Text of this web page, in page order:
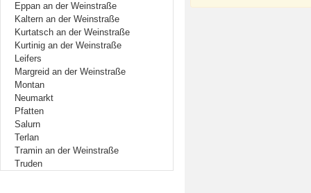
Eppan an der Weinstraße
Kaltern an der Weinstraße
Kurtatsch an der Weinstraße
Kurtinig an der Weinstraße
Leifers
Margreid an der Weinstraße
Montan
Neumarkt
Pfatten
Salurn
Terlan
Tramin an der Weinstraße
Truden